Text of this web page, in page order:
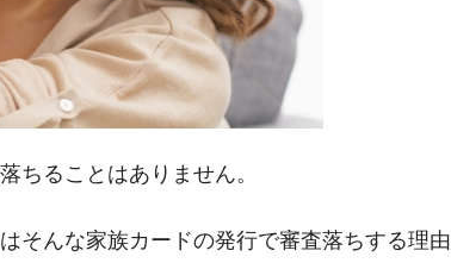
ちることはありません。
そんな家族カードの発行で審査落ちする理由